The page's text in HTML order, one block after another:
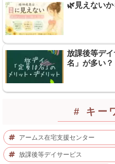
🌿見えない
放課後等デ
名」が多い？
# キー
アームス在宅支援センター
放課後等デイサービス